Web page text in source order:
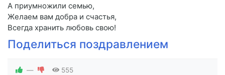
А приумножили семью,
Желаем вам добра и счастья,
Всегда хранить любовь свою!
Поделиться поздравлением
— 555